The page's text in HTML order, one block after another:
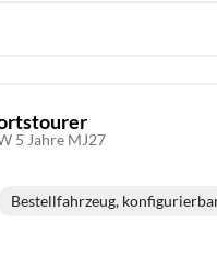
5 Jahre MJ27
Bestellfahrzeug,